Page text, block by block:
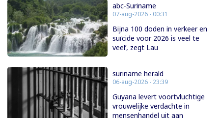
abc-Suriname
07-aug-2026 - 00:31
Bijna 100 doden in verkeer en
suïcide voor 2026 is veel te
veel’, zegt Lau
suriname herald
06-aug-2026 - 23:39
Guyana levert voortvluchtige
vrouwelijke verdachte in
mensenhandel uit aan